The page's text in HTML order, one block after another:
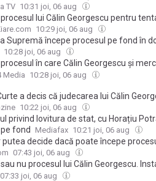
de fond în procesul privind tentativa
TV 10:31 joi, 06 aug
procesul lui Călin Georgescu pentru
10:29 joi, 06 aug
Supremă începe procesul pe fond în
10:28 joi, 06 aug
procesul în care Călin Georgescu și
de lovitură de stat / Dosarul a trecut
Media 10:28 joi, 06 aug
a decis că judecarea lui Călin
a trecut de Camera preliminară
10:22 joi, 06 aug
privind lovitura de stat, cu Horațiu
fond
Mediafax 10:21 joi, 06 aug
putea decide dacă poate începe
de acțiuni împotriva ordinii
07:43 joi, 06 aug
sau nu procesul lui Călin Georgescu.
privind tentativa de lovitură de stat
07:33 joi, 06 aug